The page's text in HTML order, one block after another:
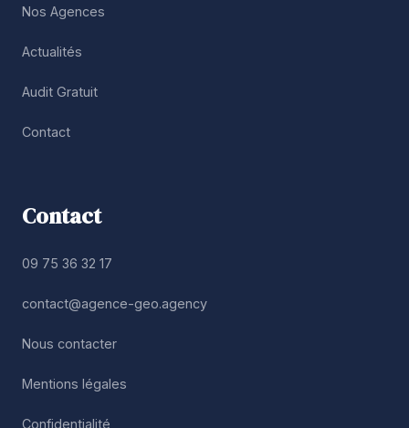
Nos Agences
Actualités
Audit Gratuit
Contact
Contact
09 75 36 32 17
contact@agence-geo.agency
Nous contacter
Mentions légales
Confidentialité